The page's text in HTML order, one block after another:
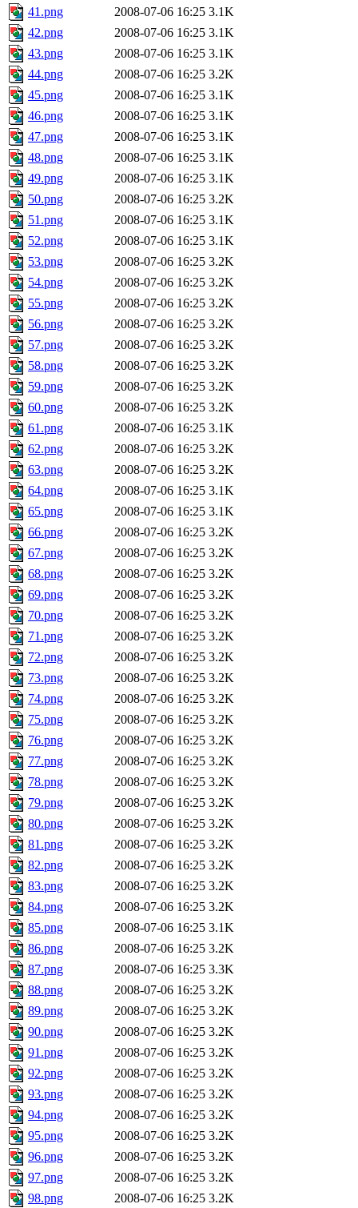
41.png
2008-07-06 16:25 3.1K
42.png
2008-07-06 16:25 3.1K
43.png
2008-07-06 16:25 3.1K
44.png
2008-07-06 16:25 3.2K
45.png
2008-07-06 16:25 3.1K
46.png
2008-07-06 16:25 3.1K
47.png
2008-07-06 16:25 3.1K
48.png
2008-07-06 16:25 3.1K
49.png
2008-07-06 16:25 3.1K
50.png
2008-07-06 16:25 3.2K
51.png
2008-07-06 16:25 3.1K
52.png
2008-07-06 16:25 3.1K
53.png
2008-07-06 16:25 3.2K
54.png
2008-07-06 16:25 3.2K
55.png
2008-07-06 16:25 3.2K
56.png
2008-07-06 16:25 3.2K
57.png
2008-07-06 16:25 3.2K
58.png
2008-07-06 16:25 3.2K
59.png
2008-07-06 16:25 3.2K
60.png
2008-07-06 16:25 3.2K
61.png
2008-07-06 16:25 3.1K
62.png
2008-07-06 16:25 3.2K
63.png
2008-07-06 16:25 3.2K
64.png
2008-07-06 16:25 3.1K
65.png
2008-07-06 16:25 3.1K
66.png
2008-07-06 16:25 3.2K
67.png
2008-07-06 16:25 3.2K
68.png
2008-07-06 16:25 3.2K
69.png
2008-07-06 16:25 3.2K
70.png
2008-07-06 16:25 3.2K
71.png
2008-07-06 16:25 3.2K
72.png
2008-07-06 16:25 3.2K
73.png
2008-07-06 16:25 3.2K
74.png
2008-07-06 16:25 3.2K
75.png
2008-07-06 16:25 3.2K
76.png
2008-07-06 16:25 3.2K
77.png
2008-07-06 16:25 3.2K
78.png
2008-07-06 16:25 3.2K
79.png
2008-07-06 16:25 3.2K
80.png
2008-07-06 16:25 3.2K
81.png
2008-07-06 16:25 3.2K
82.png
2008-07-06 16:25 3.2K
83.png
2008-07-06 16:25 3.2K
84.png
2008-07-06 16:25 3.2K
85.png
2008-07-06 16:25 3.1K
86.png
2008-07-06 16:25 3.2K
87.png
2008-07-06 16:25 3.3K
88.png
2008-07-06 16:25 3.2K
89.png
2008-07-06 16:25 3.2K
90.png
2008-07-06 16:25 3.2K
91.png
2008-07-06 16:25 3.2K
92.png
2008-07-06 16:25 3.2K
93.png
2008-07-06 16:25 3.2K
94.png
2008-07-06 16:25 3.2K
95.png
2008-07-06 16:25 3.2K
96.png
2008-07-06 16:25 3.2K
97.png
2008-07-06 16:25 3.2K
98.png
2008-07-06 16:25 3.2K